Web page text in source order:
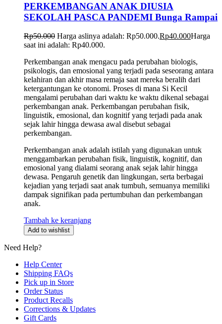
PERKEMBANGAN ANAK DIUSIA
SEKOLAH PASCA PANDEMI Bunga Rampai
Rp50.000 Harga aslinya adalah: Rp50.000.Rp40.000Harga
saat ini adalah: Rp40.000.
Perkembangan anak mengacu pada perubahan biologis,
psikologis, dan emosional yang terjadi pada seseorang antara
kelahiran dan akhir masa remaja saat mereka beralih dari
ketergantungan ke otonomi. Proses di mana Si Kecil
mengalami perubahan dari waktu ke waktu dikenal sebagai
perkembangan anak. Perkembangan perubahan fisik,
linguistik, emosional, dan kognitif yang terjadi pada anak
sejak lahir hingga dewasa awal disebut sebagai
perkembangan.
Perkembangan anak adalah istilah yang digunakan untuk
menggambarkan perubahan fisik, linguistik, kognitif, dan
emosional yang dialami seorang anak sejak lahir hingga
dewasa. Pengaruh genetik dan lingkungan, serta berbagai
kejadian yang terjadi saat anak tumbuh, semuanya memiliki
dampak signifikan pada pertumbuhan dan perkembangan
anak.
Tambah ke keranjang
Add to wishlist
Need Help?
Help Center
Shipping FAQs
Pick up in Store
Order Status
Product Recalls
Corrections & Updates
Gift Cards